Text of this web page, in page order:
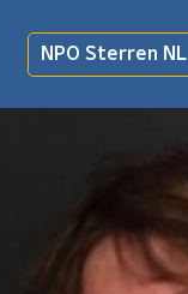
NPO Sterren NL